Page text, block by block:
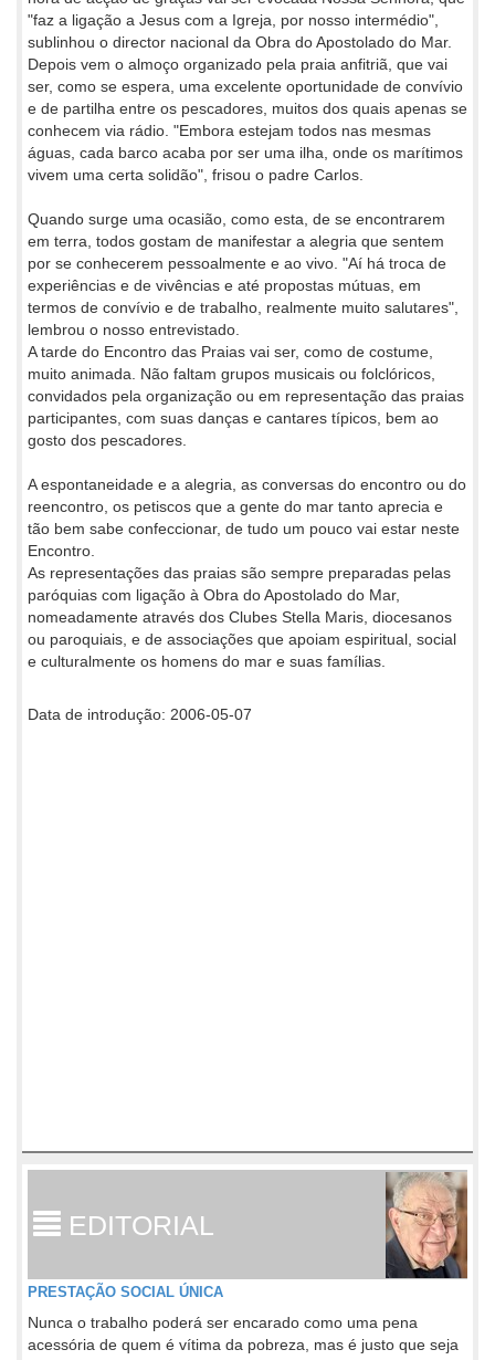
"faz a ligação a Jesus com a Igreja, por nosso intermédio",
sublinhou o director nacional da Obra do Apostolado do Mar.
Depois vem o almoço organizado pela praia anfitriã, que vai
ser, como se espera, uma excelente oportunidade de convívio
e de partilha entre os pescadores, muitos dos quais apenas se
conhecem via rádio. "Embora estejam todos nas mesmas
águas, cada barco acaba por ser uma ilha, onde os marítimos
vivem uma certa solidão", frisou o padre Carlos.
Quando surge uma ocasião, como esta, de se encontrarem
em terra, todos gostam de manifestar a alegria que sentem
por se conhecerem pessoalmente e ao vivo. "Aí há troca de
experiências e de vivências e até propostas mútuas, em
termos de convívio e de trabalho, realmente muito salutares",
lembrou o nosso entrevistado.
A tarde do Encontro das Praias vai ser, como de costume,
muito animada. Não faltam grupos musicais ou folclóricos,
convidados pela organização ou em representação das praias
participantes, com suas danças e cantares típicos, bem ao
gosto dos pescadores.
A espontaneidade e a alegria, as conversas do encontro ou do
reencontro, os petiscos que a gente do mar tanto aprecia e
tão bem sabe confeccionar, de tudo um pouco vai estar neste
Encontro.
As representações das praias são sempre preparadas pelas
paróquias com ligação à Obra do Apostolado do Mar,
nomeadamente através dos Clubes Stella Maris, diocesanos
ou paroquiais, e de associações que apoiam espiritual, social
e culturalmente os homens do mar e suas famílias.
Data de introdução: 2006-05-07
EDITORIAL
PRESTAÇÃO SOCIAL ÚNICA
Nunca o trabalho poderá ser encarado como uma pena
acessória de quem é vítima da pobreza, mas é justo que seja